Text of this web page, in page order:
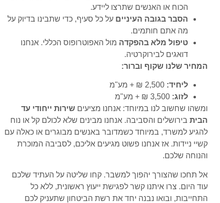
הכוח או האנשים שתרצו ליידע.
הסבר בגובה העיניים על כל סעיף, כדי שתבינו בדיוק על
מה אתם חותמים.
טיפול מלא בהפקדה מול האפוטרופוס הכללי. אנחנו
דואגים לבירוקרטיה.
המחיר שלנו שקוף וברור:
ליחיד:
לזוג:
ומשהו שחשוב לנו במיוחד: אנחנו מציעים שירות ייחודי עד
הבית בירושלים והסביבה. אנחנו מבינים שלא לכולם קל או נוח
להגיע למשרד, במיוחד כשמדובר באנשים מבוגרים או כאלה עם
קשיי ניידות. אז אנחנו פשוט מגיעים אליכם, לסביבה המוכרת
והנוחה שלכם.
אל תחכו שהצורך יהפוך למשבר. קחו שליטה על העתיד שלכם
עוד היום. צרו איתנו קשר לפגישת ייעוץ ראשונית, ללא כל
התחייבות, ובואו נבנה יחד את רשת הביטחון שתעניק לכם